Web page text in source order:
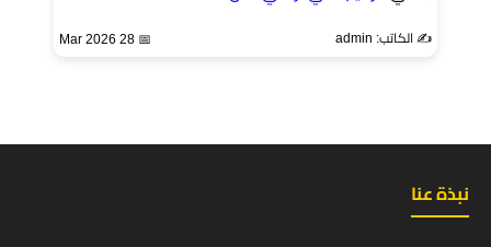
✍️ الكاتب: admin 📅 28 Mar 2026
نبذة عنا